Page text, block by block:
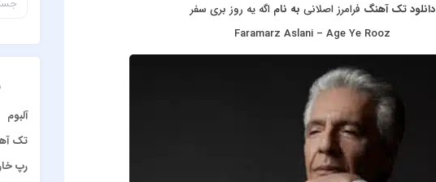
دانلود تک آهنگ فرامرز اصلانی به نام اگه یه روز بری سفر
Faramarz Aslani – Age Ye Rooz
آلبوم
تک
رپ